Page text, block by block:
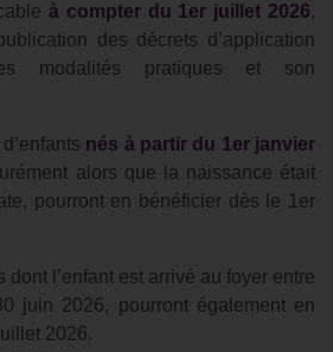
à compter du 1er juillet 2026,
des décrets d’application
modalités pratiques et son
nés à partir du 1er janvier
alors que la naissance était
pourront en bénéficier dès le 1er
dont l’enfant est arrivé au foyer entre
juin 2026, pourront également en
2026.